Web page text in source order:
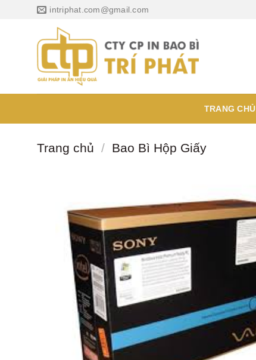
intriphat.com@gmail.com
TRANG CHỦ
Trang chủ / Bao Bì Hộp Giấy